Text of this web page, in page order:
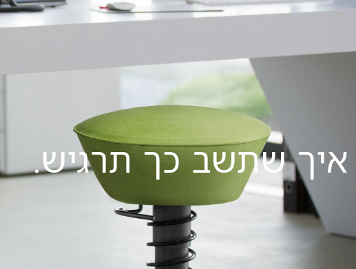
איך שתשב כך תרגיש.